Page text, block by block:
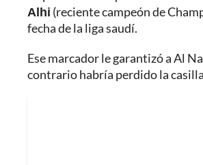
Alhi (reciente campeón de
fecha de la liga saudí.
Ese marcador le garantizó a Al
contrario habría perdido la